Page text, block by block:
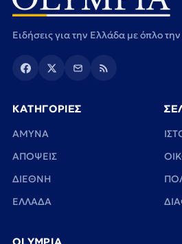
Ειδήσεις για την Ελλάδα με όπλο
ΚΑΤΗΓΟΡΙΕΣ
ΑΜΥΝΑ
ΑΠΟΨΕΙΣ
ΔΙΕΘΝΗ
ΕΛΛΑΔΑ